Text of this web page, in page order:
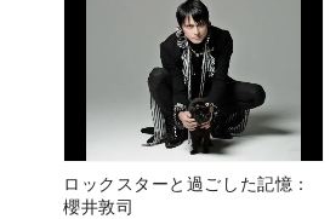
ロックスターと過ごした記憶：
櫻井敦司